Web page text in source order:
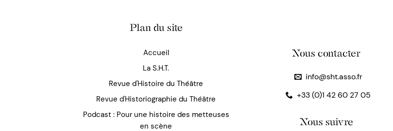
Plan du site
Accueil
La S.H.T.
Revue d'Histoire du Théâtre
Revue d'Historiographie du Théâtre
Podcast : Pour une histoire des metteuses
en scène
Nous contacter
info@sht.asso.fr
+33 (0)1 42 60 27 05
Nous suivre